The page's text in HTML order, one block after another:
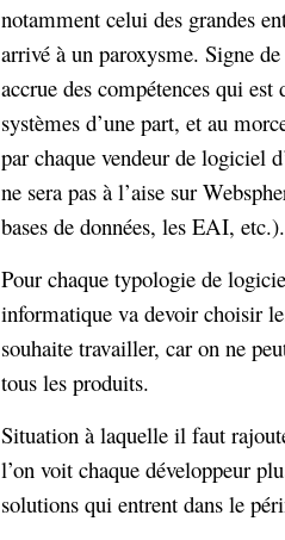
notamment celui des grandes
arrivé à un paroxysme. Signe
accrue des compétences qui
systèmes d’une part, et au
par chaque vendeur de logiciel
ne sera pas à l’aise sur
bases de données, les EAI, etc.).
Pour chaque typologie de
informatique va devoir choisir
souhaite travailler, car on ne
tous les produits.
Situation à laquelle il faut
l’on voit chaque développeur
solutions qui entrent dans le